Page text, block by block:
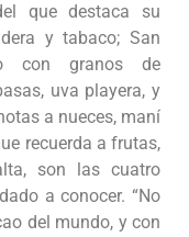
que destaca su
y tabaco; San
con granos de
uva playera, y
a nueces, maní
recuerda a frutas,
son las cuatro
a conocer. “No
del mundo, y con